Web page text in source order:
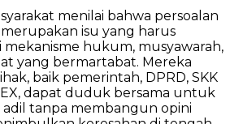
menilai bahwa persoalan
isu yang harus
mekanisme hukum, musyawarah,
yang bermartabat. Mereka
baik pemerintah, DPRD, SKK
dapat duduk bersama untuk
adil tanpa membangun opini